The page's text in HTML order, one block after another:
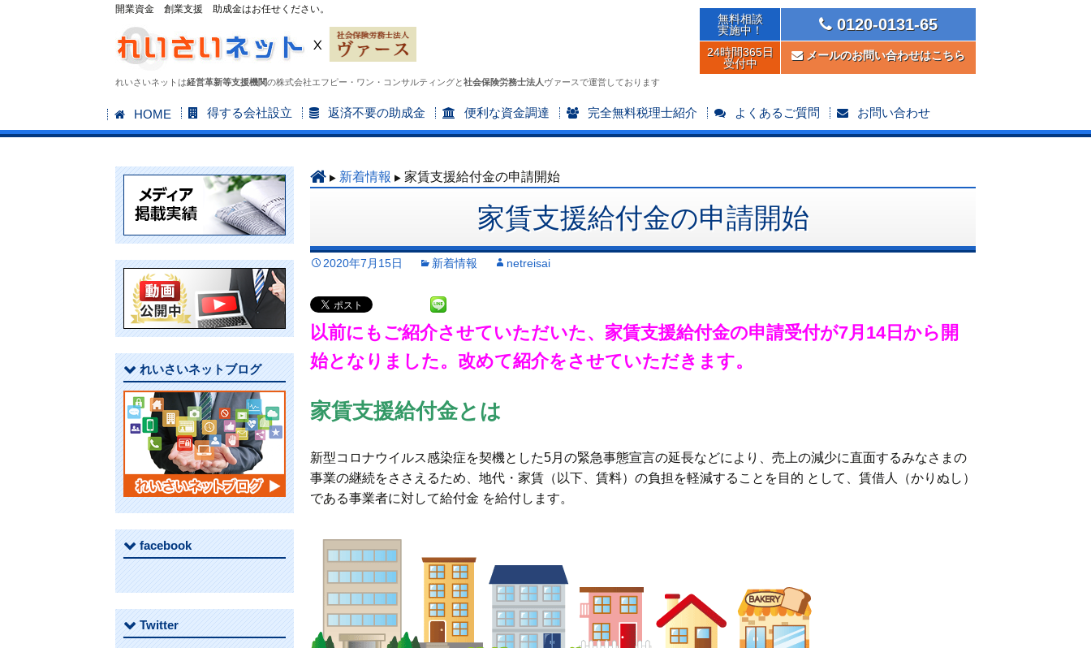
開業資金 創業支援 助成金はお任せください。
れいさいネットは経営革新等支援機関の株式会社エフピー・ワン・コンサルティングと社会保険労務士法人 ヴァースで運営しております
無料相談
実施中！
0120-0131-65
24時間365日
受付中
メールのお問い合わせはこちら
コ
ン
ン
HOME 得する会社設立 返済不要の助成金 便利な資金調達 完全無料税理士紹介 よくあるご質問 お問い合わせ
新着情報 家賃支援給付金の申請開始
家賃支援給付金の申請開始
2020年7月15日 新着情報 netreisai
以前にもご紹介させていただいた、家賃支援給付金の申請受付が7月14日から開
始となりました。改めて紹介をさせていただきます。
家賃支援給付金とは
新型コロナウイルス感染症を契機とした5月の緊急事態宣言の延長などにより、売上の減少に直面するみなさまの
事業の継続をささえるため、地代・家賃（以下、賃料）の負担を軽減することを目的 として、賃借人（かりぬし）
である事業者に対して給付金 を給付します。
れいさいネットブログ
facebook
Twitter